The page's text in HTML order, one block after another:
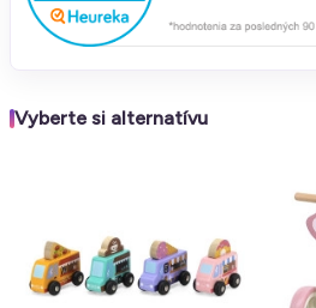
Vyberte si alternatívu